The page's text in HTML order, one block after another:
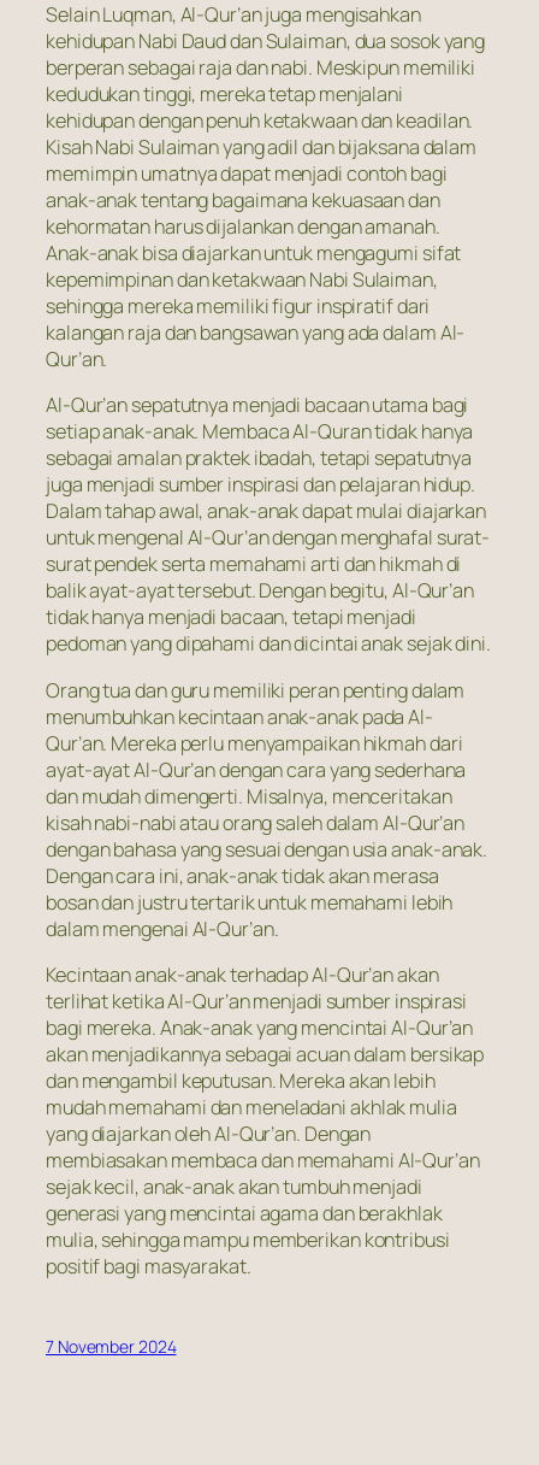
Selain Luqman, Al-Qur’an juga mengisahkan
kehidupan Nabi Daud dan Sulaiman, dua sosok yang
berperan sebagai raja dan nabi. Meskipun memiliki
kedudukan tinggi, mereka tetap menjalani
kehidupan dengan penuh ketakwaan dan keadilan.
Kisah Nabi Sulaiman yang adil dan bijaksana dalam
memimpin umatnya dapat menjadi contoh bagi
anak-anak tentang bagaimana kekuasaan dan
kehormatan harus dijalankan dengan amanah.
Anak-anak bisa diajarkan untuk mengagumi sifat
kepemimpinan dan ketakwaan Nabi Sulaiman,
sehingga mereka memiliki figur inspiratif dari
kalangan raja dan bangsawan yang ada dalam Al-
Qur’an.
Al-Qur’an sepatutnya menjadi bacaan utama bagi
setiap anak-anak. Membaca Al-Quran tidak hanya
sebagai amalan praktek ibadah, tetapi sepatutnya
juga menjadi sumber inspirasi dan pelajaran hidup.
Dalam tahap awal, anak-anak dapat mulai diajarkan
untuk mengenal Al-Qur’an dengan menghafal surat-
surat pendek serta memahami arti dan hikmah di
balik ayat-ayat tersebut. Dengan begitu, Al-Qur’an
tidak hanya menjadi bacaan, tetapi menjadi
pedoman yang dipahami dan dicintai anak sejak dini.
Orang tua dan guru memiliki peran penting dalam
menumbuhkan kecintaan anak-anak pada Al-
Qur’an. Mereka perlu menyampaikan hikmah dari
ayat-ayat Al-Qur’an dengan cara yang sederhana
dan mudah dimengerti. Misalnya, menceritakan
kisah nabi-nabi atau orang saleh dalam Al-Qur’an
dengan bahasa yang sesuai dengan usia anak-anak.
Dengan cara ini, anak-anak tidak akan merasa
bosan dan justru tertarik untuk memahami lebih
dalam mengenai Al-Qur’an.
Kecintaan anak-anak terhadap Al-Qur’an akan
terlihat ketika Al-Qur’an menjadi sumber inspirasi
bagi mereka. Anak-anak yang mencintai Al-Qur’an
akan menjadikannya sebagai acuan dalam bersikap
dan mengambil keputusan. Mereka akan lebih
mudah memahami dan meneladani akhlak mulia
yang diajarkan oleh Al-Qur’an. Dengan
membiasakan membaca dan memahami Al-Qur’an
sejak kecil, anak-anak akan tumbuh menjadi
generasi yang mencintai agama dan berakhlak
mulia, sehingga mampu memberikan kontribusi
positif bagi masyarakat.
7 November 2024